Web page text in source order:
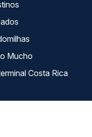
Mucho
La terminal Costa Rica